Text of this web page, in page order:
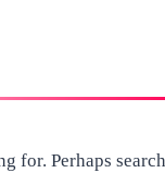
for. Perhaps